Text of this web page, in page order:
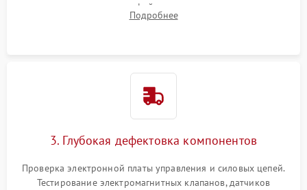
внутренних узлов от кофейных масел, жмыха и накипи.
Промывка дренажных каналов и фильтров с использованием
Подробнее
3. Глубокая дефектовка компонентов
Проверка электронной платы управления и силовых цепей.
Тестирование электромагнитных клапанов, датчиков